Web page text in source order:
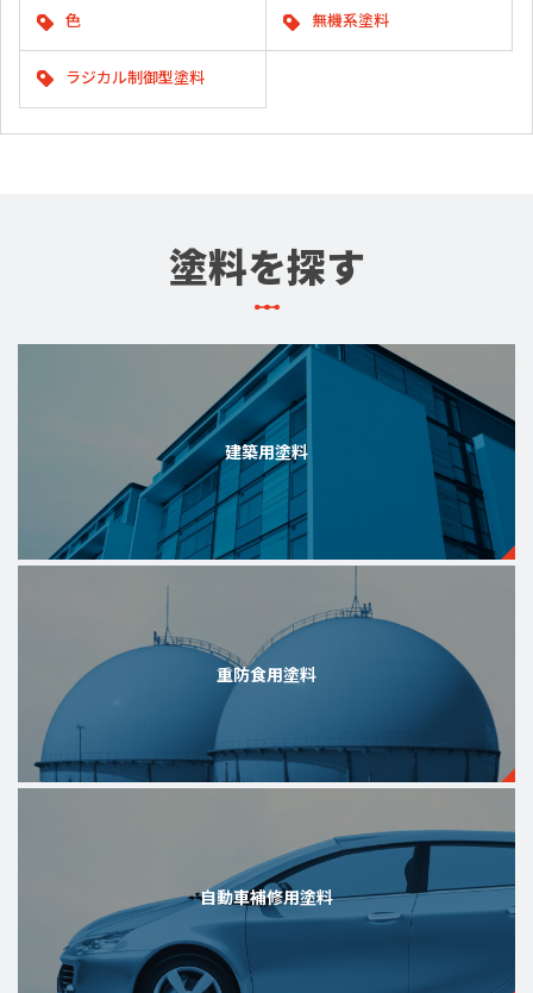
色 無機系塗料
ラジカル制御型塗料
塗料を探す
建築用塗料
重防食用塗料
自動車補修用塗料